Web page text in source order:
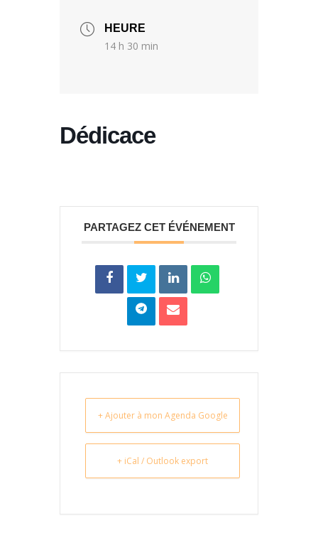
HEURE
14 h 30 min
Dédicace
PARTAGEZ CET ÉVÉNEMENT
+ Ajouter à mon Agenda Google
+ iCal / Outlook export